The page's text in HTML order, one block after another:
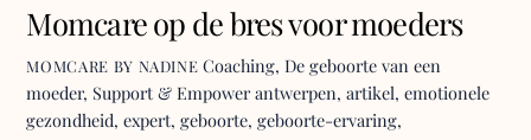
Momcare op de bres voor moeders
MOMCARE BY NADINE Coaching,De geboorte van een
moeder, Support & Empower antwerpen,artikel,emotionele
gezondheid,expert,geboorte,geboorte-ervaring,